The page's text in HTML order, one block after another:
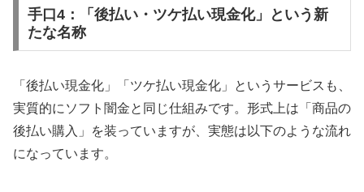
手口4：「後払い・ツケ払い現金化」という新
たな名称
「後払い現金化」「ツケ払い現金化」というサービスも、
実質的にソフト闇金と同じ仕組みです。形式上は「商品の
後払い購入」を装っていますが、実態は以下のような流れ
になっています。